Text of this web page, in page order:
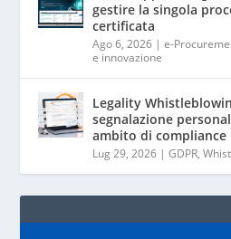
gestire la singola
certificata
Ago 6, 2026 |e-
e innovazione
Legality
segnalazione
ambito di compliance
Lug 29, 2026 |GDPR,